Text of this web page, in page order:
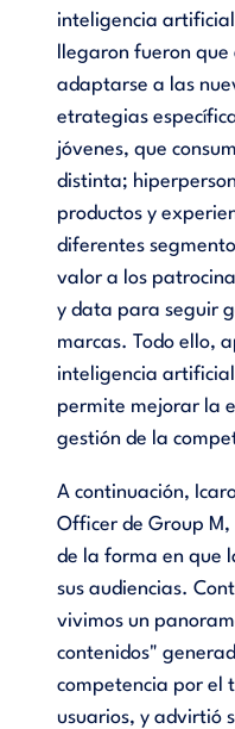
inteligencia
llegaron fueron
adaptarse a las
etrategias
jóvenes, que
distinta;
productos y
diferentes
valor a los
y data para seguir
marcas. Todo ello,
inteligencia
permite mejorar la
gestión de la
A continuación,
Officer de Group
de la forma en que
sus audiencias.
vivimos un
contenidos"
competencia por el
usuarios, y advirtió